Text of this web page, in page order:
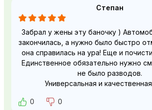
Степан
Забрал у жены эту баночку )
закончилась, а нужно было быстро
она справилась на ура! Еще и
Единственное обязательно нужно
не было разводов.
Универсальная и
0 0